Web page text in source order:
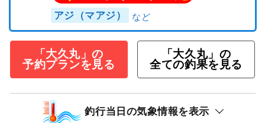
アジ（マアジ）
「大久丸」の
予約プランを見る
「大久丸」の
全ての釣果を見る
釣行当日の気象情報を表示